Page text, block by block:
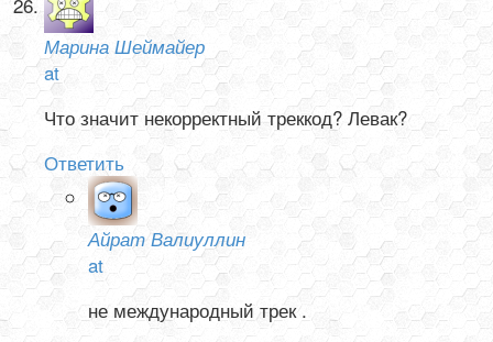
Марина Шеймайер
at
Что значит некорректный треккод? Левак?
Ответить
Айрат Валиуллин
at
не международный трек .